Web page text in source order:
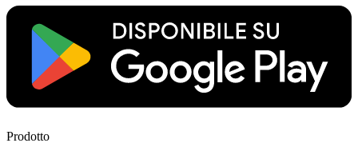
Prodotto